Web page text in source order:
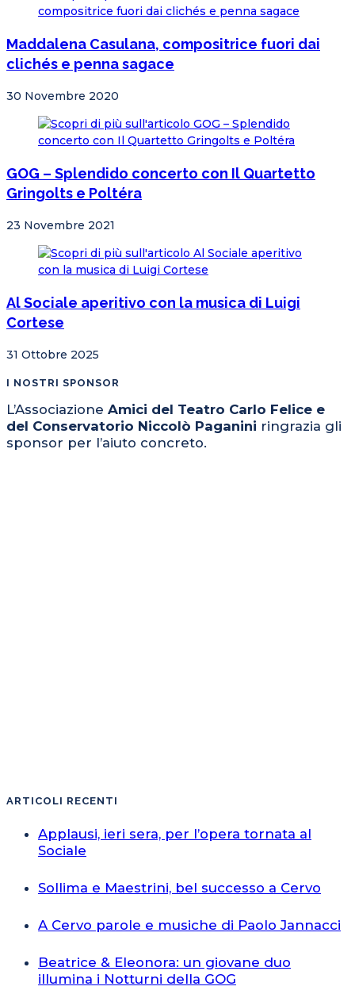
Maddalena Casulana, compositrice fuori dai
clichés e penna sagace
30 Novembre 2020
GOG – Splendido concerto con Il Quartetto
Gringolts e Poltéra
23 Novembre 2021
Al Sociale aperitivo con la musica di Luigi
Cortese
31 Ottobre 2025
I NOSTRI SPONSOR
L’Associazione Amici del Teatro Carlo Felice e
del Conservatorio Niccolò Paganini ringrazia gli
sponsor per l’aiuto concreto.
ARTICOLI RECENTI
Applausi, ieri sera, per l’opera tornata al
Sociale
Sollima e Maestrini, bel successo a Cervo
A Cervo parole e musiche di Paolo Jannacci
Beatrice & Eleonora: un giovane duo
illumina i Notturni della GOG